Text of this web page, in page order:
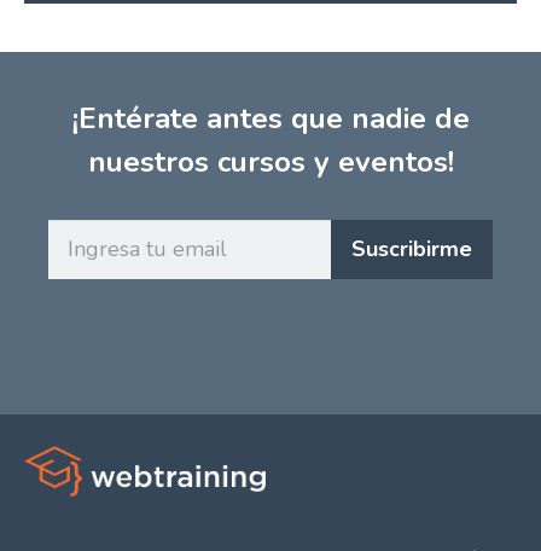
¡Entérate antes que nadie de
nuestros cursos y eventos!
tu
Suscribirme